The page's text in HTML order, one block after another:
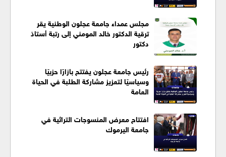
مجلس عمداء جامعة عجلون الوطنية يقر
ترقية الدكتور خالد المومني إلى رتبة أستاذ
دكتور
رئيس جامعة عجلون يفتتح بازارًا حزبيًا
وسياسيًا لتعزيز مشاركة الطلبة في الحياة
العامة
افتتاح معرض المنسوجات التراثية في
جامعة اليرموك